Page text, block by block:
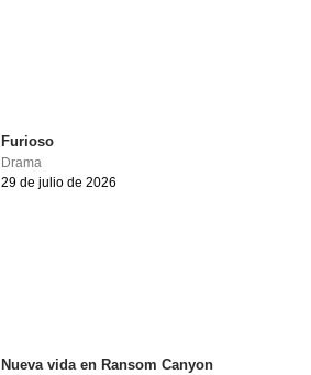
Furioso
Drama
29 de julio de 2026
Nueva vida en Ransom Canyon